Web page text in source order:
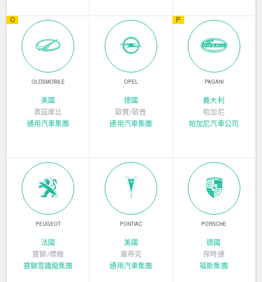
O
OLDSMOBILE
美國
奧茲摩比
通用汽車集團
OPEL
德國
歐寶/歐普
通用汽車集團
P
PAGANI
義大利
帕加尼
帕加尼汽車公司
PEUGEOT
法國
寶獅/標緻
寶獅雪鐵龍集團
PONTIAC
美國
龐帝克
通用汽車集團
PORSCHE
德國
保時捷
福斯集團